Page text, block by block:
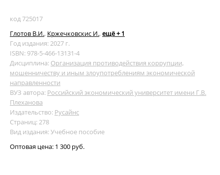
код 725017
Глотов В.И., Кржечковскис И., ещё + 1
Год издания: 2027 г.
ISBN: 978-5-466-13131-4
Дисциплина: Организация противодействия коррупции,
мошенничеству и иным злоупотреблениям экономической
направленности
ВУЗ автора: Российский экономический университет имени Г.В.
Плеханова
Издательство: Русайнс
Страниц: 278
Вид издания: Учебное пособие
Оптовая цена: 1 300 руб.